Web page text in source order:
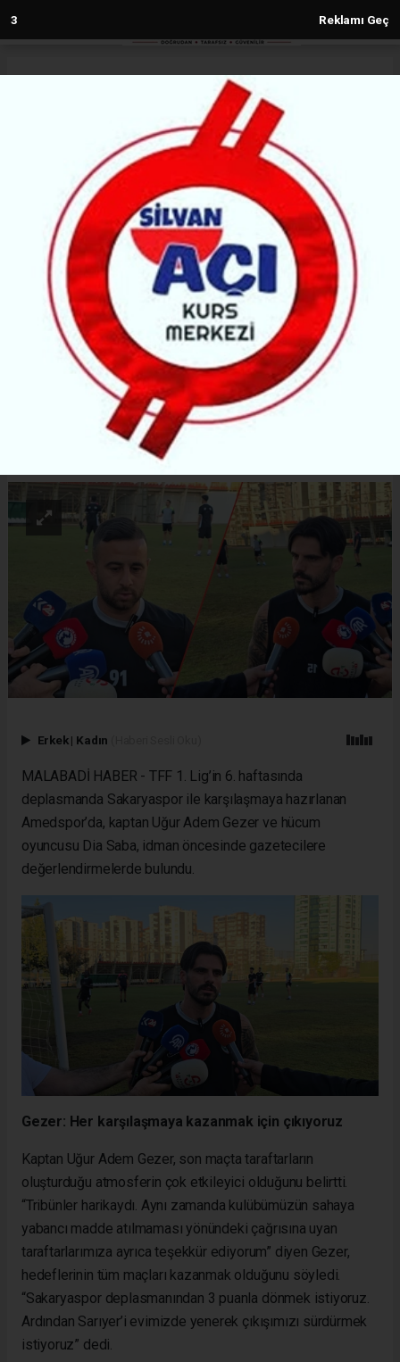
1 Reklamı Geç
Amedspor’un kaptanı ve golcüsü
iddialı: Hedef Süper Lig
DIYARBAKIR
(MH) - MALABADİ HABER | 17.09.2025 - 17:25, Güncelleme: 18.09.2025 - 13:03
10815+ kez okundu.
Amedspor’un kaptanı Uğur Adem Gezer ve forvet
oyuncusu Dia Saba, Sakaryaspor deplasmanı
öncesi açıklamalarda bulundu; takımın Süper Lig
hedefi doğrultusunda yoluna kararlılıkla devam
ettiğini vurguladılar.
Erkek | Kadın
MALABADİ HABER - TFF 1. Lig’in 6. haftasında
deplasmanda Sakaryaspor ile karşılaşmaya hazırlanan
Amedspor’da, kaptan Uğur Adem Gezer ve hücum
oyuncusu Dia Saba, idman öncesinde gazetecilere
değerlendirmelerde bulundu.
Gezer: Her karşılaşmaya kazanmak için çıkıyoruz
Kaptan Uğur Adem Gezer, son maçta taraftarların
oluşturduğu atmosferin çok etkileyici olduğunu belirtti.
“Tribünler harikaydı. Aynı zamanda kulübümüzün sahaya
yabancı madde atılmaması yönündeki çağrısına uyan
taraftarlarımıza ayrıca teşekkür ediyorum” diyen Gezer,
hedeflerinin tüm maçları kazanmak olduğunu söyledi.
“Sakaryaspor deplasmanından 3 puanla dönmek istiyoruz.
Ardından Sarıyer’i evimizde yenerek çıkışımızı sürdürmek
istiyoruz” dedi.